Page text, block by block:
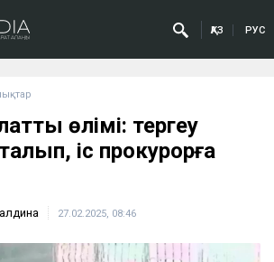
ҚАЗ РУС
өлімі: тергеу
іс прокурорға
27.02.2025, 08:46